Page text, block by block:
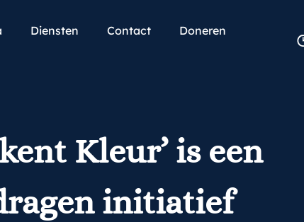
Diensten Contact Doneren
Kleur’ is een
initiatief